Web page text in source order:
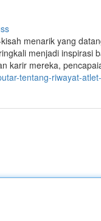
menarik yang
menjadi inspirasi
karir mereka,
tentang-riwayat-